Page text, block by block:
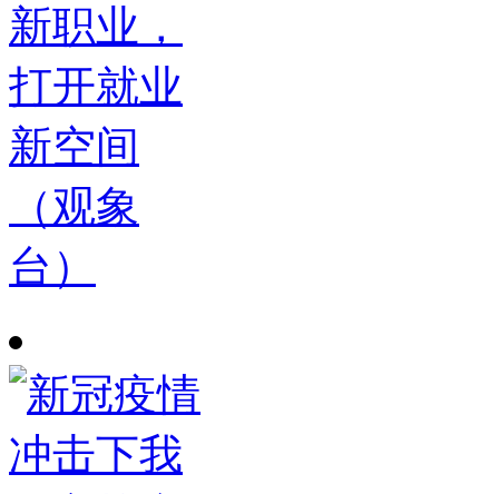
新职业，
打开就业
新空间
（观象
台）